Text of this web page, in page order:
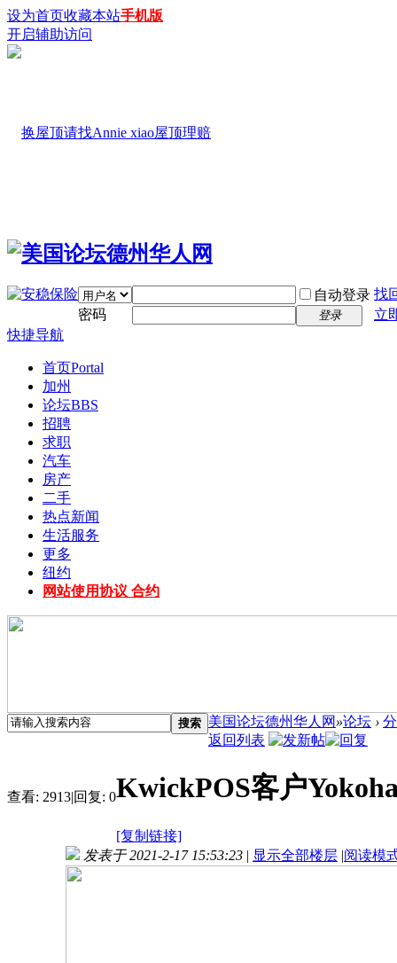
设为首页收藏本站手机版
开启辅助访问
自动登录 找
密码
登录
立
快捷导航
首页Portal
加州
论坛BBS
招聘
求职
汽车
房产
二手
热点新闻
生活服务
更多
纽约
网站使用协议 合约
搜索 美国论坛德州华人网 »论坛 ›
返回列表
查看: 2913|回复: 0KwickPOS客户
[复制链接]
发表于 2021-2-17 15:53:23 | 显示全部楼层 |阅读模